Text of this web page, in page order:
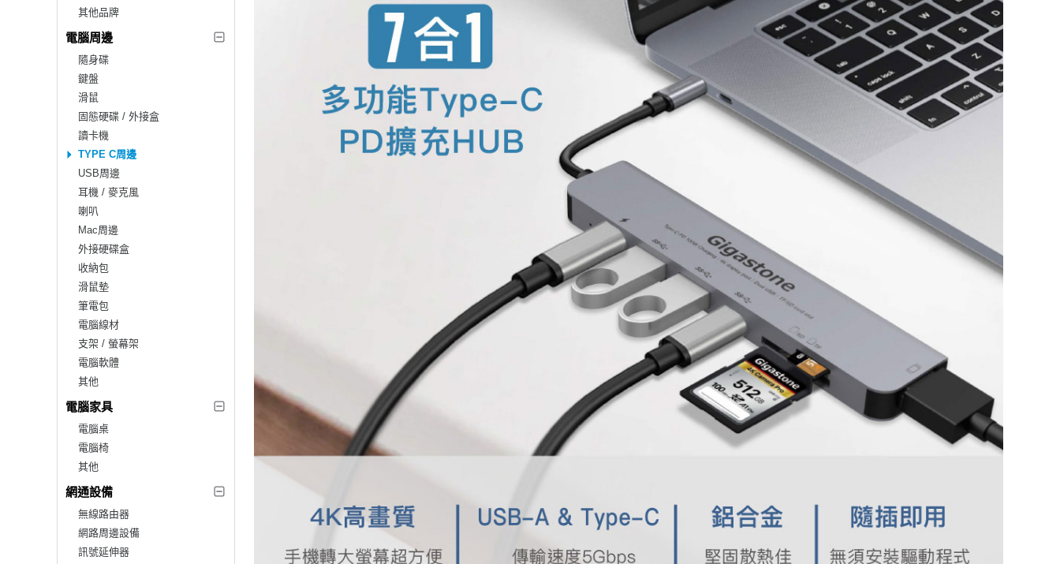
其他品牌
電腦周邊
隨身碟
鍵盤
滑鼠
固態硬碟 / 外接盒
讀卡機
TYPE C周邊
USB周邊
耳機 / 麥克風
喇叭
Mac周邊
外接硬碟盒
收納包
滑鼠墊
筆電包
電腦線材
支架 / 螢幕架
電腦軟體
其他
電腦家具
電腦桌
電腦椅
其他
網通設備
無線路由器
網路周邊設備
訊號延伸器